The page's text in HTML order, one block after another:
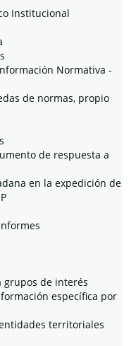
Institucional
Normativa -
de normas, propio
de respuesta a
en la expedición de
grupos de interés
específica por
territoriales